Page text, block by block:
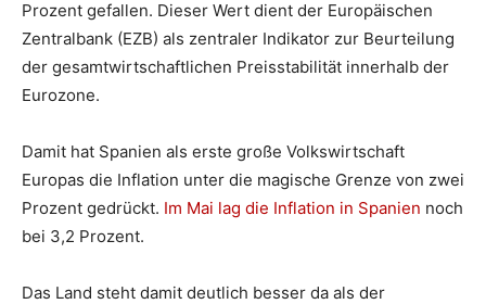
Prozent gefallen. Dieser Wert dient der Europäischen
Zentralbank (EZB) als zentraler Indikator zur Beurteilung
der gesamtwirtschaftlichen Preisstabilität innerhalb der
Eurozone.
Damit hat Spanien als erste große Volkswirtschaft
Europas die Inflation unter die magische Grenze von zwei
Prozent gedrückt. Im Mai lag die Inflation in Spanien noch
bei 3,2 Prozent.
Das Land steht damit deutlich besser da als der